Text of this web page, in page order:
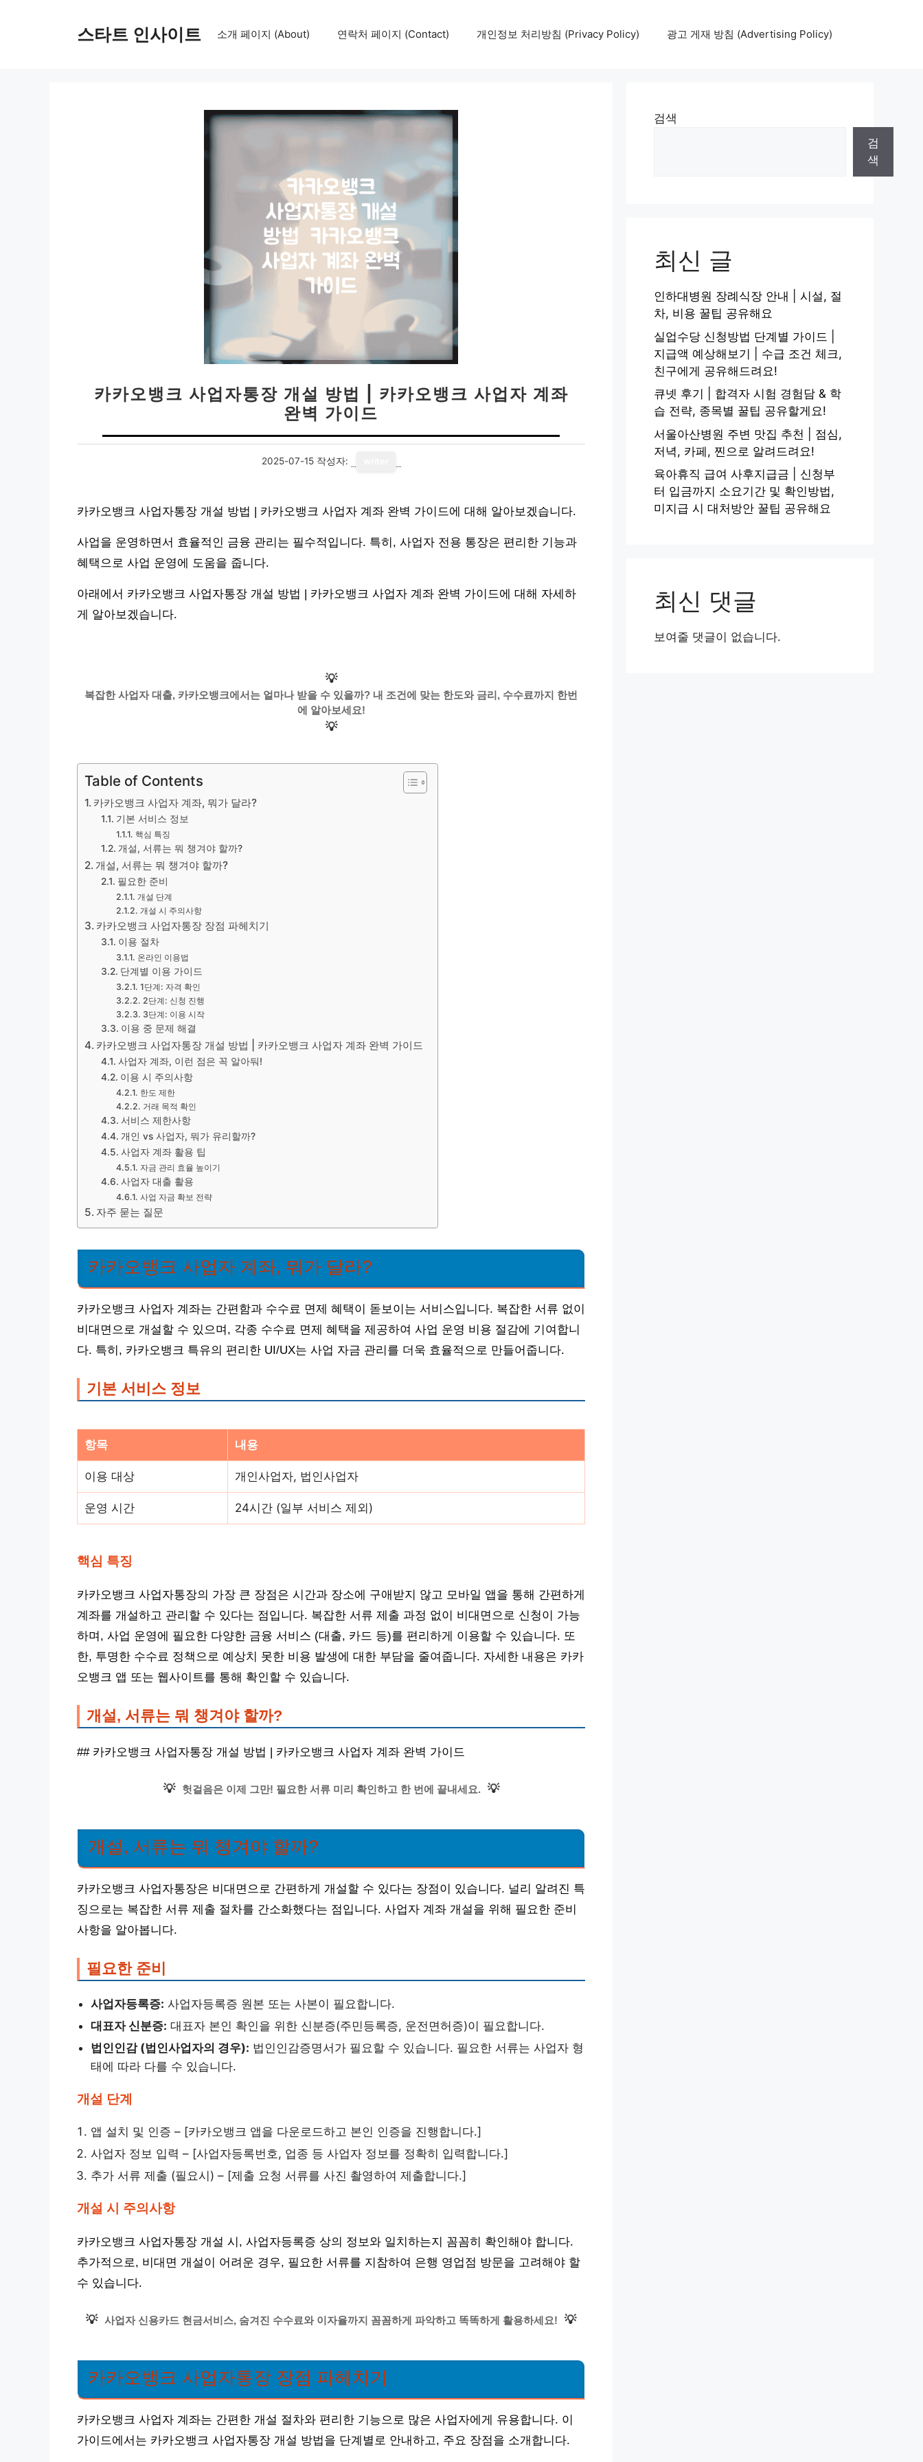
스타트 인사이트 소개 페이지 (About) 연락처 페이지 (Contact) 개인정보 처리방침 (Privacy Policy) 광고 게재 방침 (Advertising Policy)
카카오뱅크 사업자통장 개설 방법 | 카카오뱅크 사업자 계좌
완벽 가이드
2025-07-15 작성자:
카카오뱅크 사업자통장 개설 방법 | 카카오뱅크 사업자 계좌 완벽 가이드에 대해 알아보겠습니다.
사업을 운영하면서 효율적인 금융 관리는 필수적입니다. 특히, 사업자 전용 통장은 편리한 기능과
혜택으로 사업 운영에 도움을 줍니다.
아래에서 카카오뱅크 사업자통장 개설 방법 | 카카오뱅크 사업자 계좌 완벽 가이드에 대해 자세하
게 알아보겠습니다.
💡
복잡한 사업자 대출, 카카오뱅크에서는 얼마나 받을 수 있을까? 내 조건에 맞는 한도와 금리, 수수료까지 한번
에 알아보세요!
💡
Table of Contents
카카오뱅크 사업자 계좌, 뭐가 달라?
기본 서비스 정보
핵심 특징
개설, 서류는 뭐 챙겨야 할까?
개설, 서류는 뭐 챙겨야 할까?
필요한 준비
개설 단계
개설 시 주의사항
카카오뱅크 사업자통장 장점 파헤치기
이용 절차
온라인 이용법
단계별 이용 가이드
1단계: 자격 확인
2단계: 신청 진행
3단계: 이용 시작
이용 중 문제 해결
카카오뱅크 사업자통장 개설 방법 | 카카오뱅크 사업자 계좌 완벽 가이드
사업자 계좌, 이런 점은 꼭 알아둬!
이용 시 주의사항
한도 제한
거래 목적 확인
서비스 제한사항
개인 vs 사업자, 뭐가 유리할까?
사업자 계좌 활용 팁
자금 관리 효율 높이기
사업자 대출 활용
사업 자금 확보 전략
자주 묻는 질문
카카오뱅크 사업자 계좌, 뭐가 달라?
카카오뱅크 사업자 계좌는 간편함과 수수료 면제 혜택이 돋보이는 서비스입니다. 복잡한 서류 없이
비대면으로 개설할 수 있으며, 각종 수수료 면제 혜택을 제공하여 사업 운영 비용 절감에 기여합니
다. 특히, 카카오뱅크 특유의 편리한 UI/UX는 사업 자금 관리를 더욱 효율적으로 만들어줍니다.
기본 서비스 정보
항목 내용
이용 대상 개인사업자, 법인사업자
운영 시간 24시간 (일부 서비스 제외)
핵심 특징
카카오뱅크 사업자통장의 가장 큰 장점은 시간과 장소에 구애받지 않고 모바일 앱을 통해 간편하게
계좌를 개설하고 관리할 수 있다는 점입니다. 복잡한 서류 제출 과정 없이 비대면으로 신청이 가능
하며, 사업 운영에 필요한 다양한 금융 서비스 (대출, 카드 등)를 편리하게 이용할 수 있습니다. 또
한, 투명한 수수료 정책으로 예상치 못한 비용 발생에 대한 부담을 줄여줍니다. 자세한 내용은 카카
오뱅크 앱 또는 웹사이트를 통해 확인할 수 있습니다.
개설, 서류는 뭐 챙겨야 할까?
## 카카오뱅크 사업자통장 개설 방법 | 카카오뱅크 사업자 계좌 완벽 가이드
💡 헛걸음은 이제 그만! 필요한 서류 미리 확인하고 한 번에 끝내세요. 💡
개설, 서류는 뭐 챙겨야 할까?
카카오뱅크 사업자통장은 비대면으로 간편하게 개설할 수 있다는 장점이 있습니다. 널리 알려진 특
징으로는 복잡한 서류 제출 절차를 간소화했다는 점입니다. 사업자 계좌 개설을 위해 필요한 준비
사항을 알아봅니다.
필요한 준비
사업자등록증: 사업자등록증 원본 또는 사본이 필요합니다.
대표자 신분증: 대표자 본인 확인을 위한 신분증(주민등록증, 운전면허증)이 필요합니다.
법인인감 (법인사업자의 경우): 법인인감증명서가 필요할 수 있습니다. 필요한 서류는 사업자 형
태에 따라 다를 수 있습니다.
개설 단계
앱 설치 및 인증 – [카카오뱅크 앱을 다운로드하고 본인 인증을 진행합니다.]
사업자 정보 입력 – [사업자등록번호, 업종 등 사업자 정보를 정확히 입력합니다.]
추가 서류 제출 (필요시) – [제출 요청 서류를 사진 촬영하여 제출합니다.]
개설 시 주의사항
카카오뱅크 사업자통장 개설 시, 사업자등록증 상의 정보와 일치하는지 꼼꼼히 확인해야 합니다.
추가적으로, 비대면 개설이 어려운 경우, 필요한 서류를 지참하여 은행 영업점 방문을 고려해야 할
수 있습니다.
💡 사업자 신용카드 현금서비스, 숨겨진 수수료와 이자율까지 꼼꼼하게 파악하고 똑똑하게 활용하세요! 💡
카카오뱅크 사업자통장 장점 파헤치기
카카오뱅크 사업자 계좌는 간편한 개설 절차와 편리한 기능으로 많은 사업자에게 유용합니다. 이
가이드에서는 카카오뱅크 사업자통장 개설 방법을 단계별로 안내하고, 주요 장점을 소개합니다.
검색
검
색
최신 글
인하대병원 장례식장 안내 | 시설, 절
차, 비용 꿀팁 공유해요
실업수당 신청방법 단계별 가이드 |
지급액 예상해보기 | 수급 조건 체크,
친구에게 공유해드려요!
큐넷 후기 | 합격자 시험 경험담 & 학
습 전략, 종목별 꿀팁 공유할게요!
서울아산병원 주변 맛집 추천 | 점심,
저녁, 카페, 찐으로 알려드려요!
육아휴직 급여 사후지급금 | 신청부
터 입금까지 소요기간 및 확인방법,
미지급 시 대처방안 꿀팁 공유해요
최신 댓글
보여줄 댓글이 없습니다.